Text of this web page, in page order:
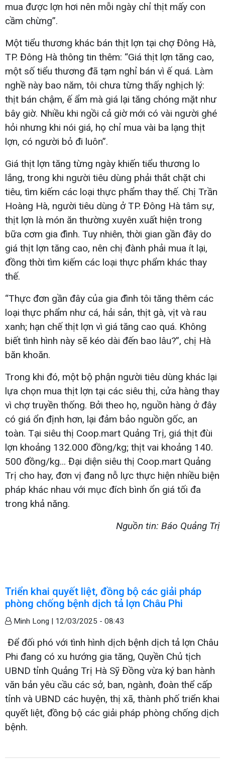
mua được lợn hơi nên mỗi ngày chỉ thịt mấy con
cầm chừng”.
Một tiểu thương khác bán thịt lợn tại chợ Đông Hà,
TP. Đông Hà thông tin thêm: “Giá thịt lợn tăng cao,
một số tiểu thương đã tạm nghỉ bán vì ế quá. Làm
nghề này bao năm, tôi chưa từng thấy nghịch lý:
thịt bán chậm, ế ẩm mà giá lại tăng chóng mặt như
bây giờ. Nhiều khi ngồi cả giờ mới có vài người ghé
hỏi nhưng khi nói giá, họ chỉ mua vài ba lạng thịt
lợn, có người bỏ đi luôn”.
Giá thịt lợn tăng từng ngày khiến tiểu thương lo
lắng, trong khi người tiêu dùng phải thắt chặt chi
tiêu, tìm kiếm các loại thực phẩm thay thế. Chị Trần
Hoàng Hà, người tiêu dùng ở TP. Đông Hà tâm sự,
thịt lợn là món ăn thường xuyên xuất hiện trong
bữa cơm gia đình. Tuy nhiên, thời gian gần đây do
giá thịt lợn tăng cao, nên chị đành phải mua ít lại,
đồng thời tìm kiếm các loại thực phẩm khác thay
thế.
“Thực đơn gần đây của gia đình tôi tăng thêm các
loại thực phẩm như cá, hải sản, thịt gà, vịt và rau
xanh; hạn chế thịt lợn vì giá tăng cao quá. Không
biết tình hình này sẽ kéo dài đến bao lâu?”, chị Hà
băn khoăn.
Trong khi đó, một bộ phận người tiêu dùng khác lại
lựa chọn mua thịt lợn tại các siêu thị, cửa hàng thay
vì chợ truyền thống. Bởi theo họ, nguồn hàng ở đây
có giá ổn định hơn, lại đảm bảo nguồn gốc, an
toàn. Tại siêu thị Coop.mart Quảng Trị, giá thịt đùi
lợn khoảng 132.000 đồng/kg; thịt vai khoảng 140.
500 đồng/kg... Đại diện siêu thị Coop.mart Quảng
Trị cho hay, đơn vị đang nỗ lực thực hiện nhiều biện
pháp khác nhau với mục đích bình ổn giá tối đa
trong khả năng.
Nguồn tin: Báo Quảng Trị
Triển khai quyết liệt, đồng bộ các giải pháp
phòng chống bệnh dịch tả lợn Châu Phi
Minh Long | 12/03/2025 - 08:43
Để đối phó với tình hình dịch bệnh dịch tả lợn Châu
Phi đang có xu hướng gia tăng, Quyền Chủ tịch
UBND tỉnh Quảng Trị Hà Sỹ Đồng vừa ký ban hành
văn bản yêu cầu các sở, ban, ngành, đoàn thể cấp
tỉnh và UBND các huyện, thị xã, thành phố triển khai
quyết liệt, đồng bộ các giải pháp phòng chống dịch
bệnh.